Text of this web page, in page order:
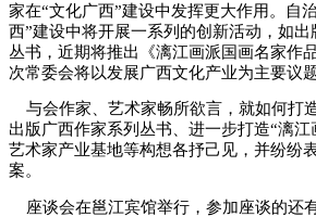
家在“文化广西”建设中发挥更大作用。自
西”建设中将开展一系列的创新活动，如出
丛书，近期将推出《漓江画派国画名家作
次常委会将以发展广西文化产业为主要议
与会作家、艺术家畅所欲言，就如何打
出版广西作家系列丛书、进一步打造“漓江
艺术家产业基地等构想各抒己见，并纷纷
案。
座谈会在邕江宾馆举行，参加座谈的还